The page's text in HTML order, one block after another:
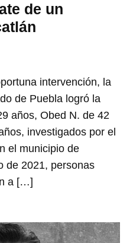
de un
intervención, la
de Puebla logró la
años, Obed N. de 42
investigados por el
el municipio de
de 2021, personas
a […]